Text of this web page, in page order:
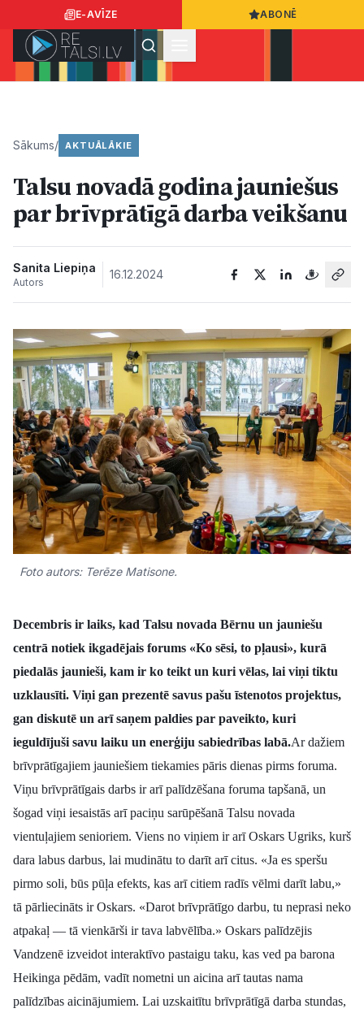
E-AVĪZE ABONĒ
Ziņas
Sports
Kultūra
Bizness
Video
Vieta
Sludinājumi
Pasākumi
Politiskā reklāma
Par mums
Kontakti
Ziņo redakcijai
Facebook Instagram YouTube
E-avīze Abonē
Sākums/ AKTUĀLĀKIE
Talsu novadā godina jauniešus
par brīvprātīgā darba veikšanu
Sanita Liepiņa
Autors
16.12.2024
Foto autors: Terēze Matisone.
Decembris ir laiks, kad Talsu novada Bērnu un jauniešu
centrā notiek ikgadējais forums «Ko sēsi, to pļausi», kurā
piedalās jaunieši, kam ir ko teikt un kuri vēlas, lai viņi tiktu
uzklausīti. Viņi gan prezentē savus pašu īstenotos projektus,
gan diskutē un arī saņem paldies par paveikto, kuri
ieguldījuši savu laiku un enerģiju sabiedrības labā.Ar dažiem
brīvprātīgajiem jauniešiem tiekamies pāris dienas pirms foruma.
Viņu brīvprātīgais darbs ir arī palīdzēšana foruma tapšanā, un
šogad viņi iesaistās arī paciņu sarūpēšanā Talsu novada
vientuļajiem senioriem. Viens no viņiem ir arī Oskars Ugriks, kurš
dara labus darbus, lai mudinātu to darīt arī citus. «Ja es speršu
pirmo soli, būs pūļa efekts, kas arī citiem radīs vēlmi darīt labu,»
tā pārliecināts ir Oskars. «Darot brīvprātīgo darbu, tu neprasi neko
atpakaļ — tā vienkārši ir tava labvēlība.» Oskars palīdzējis
Vandzenē izveidot interaktīvo pastaigu taku, kas ved pa barona
Heikinga pēdām, vadīt nometni un aicina arī tautas nama
palīdzības aicinājumiem. Lai uzskaitītu brīvprātīgā darba stundas,